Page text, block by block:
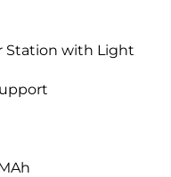
Station with Light